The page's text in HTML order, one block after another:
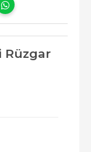
Rüzgar